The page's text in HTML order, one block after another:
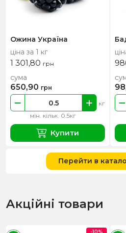
Ожина Україна
ціна за 1 кг
1 301,80 грн
мін. кільк. 0.5кг
кг
сума
650,90 грн
Купити
Перейти в
Акційні товари